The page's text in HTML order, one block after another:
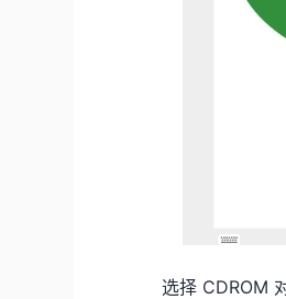
选择 CDROM